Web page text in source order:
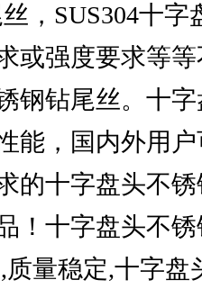
，SUS304十
或强度要求等
钢钻尾丝。十
能，国内外用
的十字盘头不
！十字盘头不
量稳定,十字盘